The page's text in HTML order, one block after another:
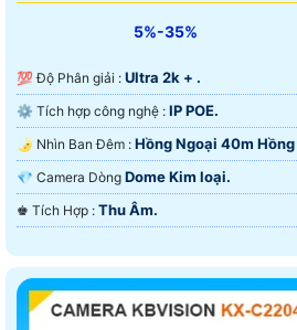
5%-35%
💯 Độ Phân giải : Ultra 2k + .
⚙ Tích hợp công nghệ : IP POE.
🌛 Nhìn Ban Đêm : Hồng Ngoại 40m
💎 Camera Dòng Dome Kim loại.
️♚ Tích Hợp : Thu Âm.